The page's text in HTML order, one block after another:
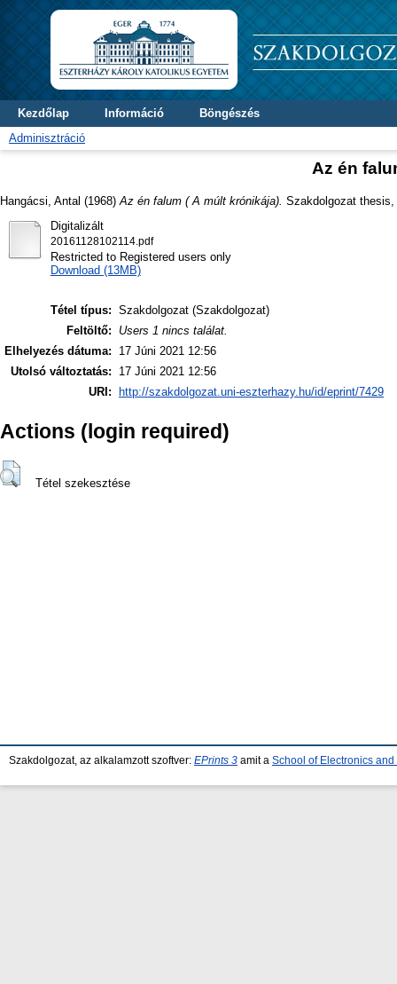
Kezdőlap Információ
Böngészés
Adminisztráció
Az én
Hangácsi, Antal (1968) Az én falum ( A múlt krónikája). Szakdolgozat
Digitalizált
20161128102114.pdf
Restricted to Registered users only
Download (13MB)
Tétel típus: Szakdolgozat (Szakdolgozat)
Feltöltő:
Users 1 nincs találat.
Elhelyezés dátuma:
17 Júni 2021 12:56
Utolsó változtatás:
17 Júni 2021 12:56
URI:
http://szakdolgozat.uni-eszterhazy.hu/id/eprint/7429
Actions (login required)
Tétel szekesztése
Szakdolgozat, az alkalamzott szoftver: EPrints 3 amit a School of Electronics